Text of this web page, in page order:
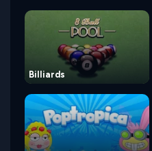
Billiards